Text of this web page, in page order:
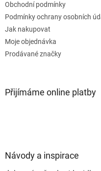
Obchodní podmínky
Podmínky ochrany osobních
Jak nakupovat
Moje objednávka
Prodávané značky
Přijímáme online platby
Návody a inspirace